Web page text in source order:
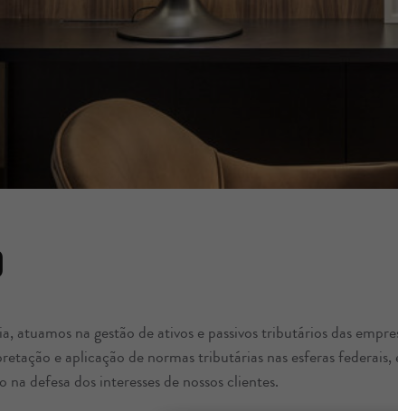
atuamos na gestão de ativos e passivos tributários das
e aplicação de normas tributárias nas esferas federais,
defesa dos interesses de nossos clientes.